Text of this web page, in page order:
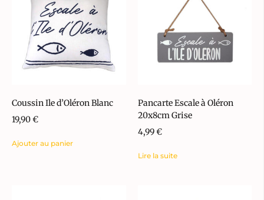
Coussin Ile d’Oléron Blanc
19,90€
Ajouter au panier
Pancarte Escale à Oléron
20x8cm Grise
4,99€
Lire la suite